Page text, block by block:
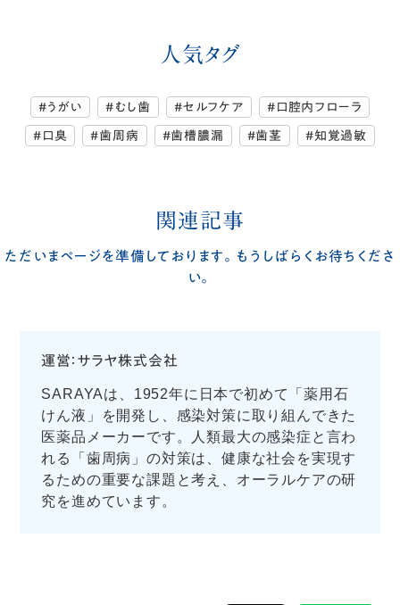
人気タグ
#うがい #むし歯 #セルフケア #口腔内フローラ
#口臭 #歯周病 #歯槽膿漏 #歯茎 #知覚過敏
関連記事
ただいまページを準備しております。もうしばらくお待ちくださ
い。
運営：サラヤ株式会社
SARAYAは、1952年に日本で初めて「薬用石
けん液」を開発し、感染対策に取り組んできた
医薬品メーカーです。人類最大の感染症と言わ
れる「歯周病」の対策は、健康な社会を実現す
るための重要な課題と考え、オーラルケアの研
究を進めています。